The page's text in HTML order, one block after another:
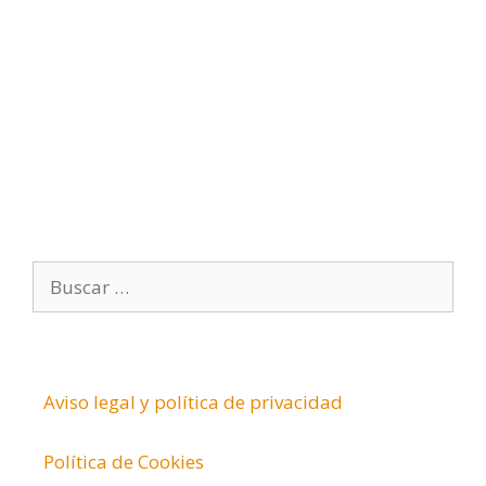
Aviso legal y política de privacidad
Política de Cookies